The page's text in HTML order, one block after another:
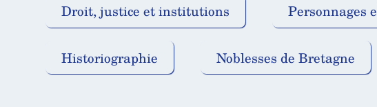
Droit, justice et institutions Personnages
Historiographie Noblesses de Bretagne